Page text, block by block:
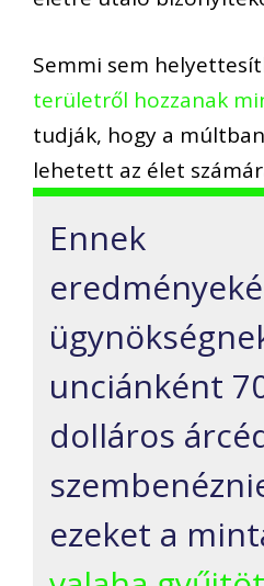
Semmi sem
területről hozzanak
tudják, hogy a
lehetett az élet
Ennek
unciánként
dolláros
ezeket a